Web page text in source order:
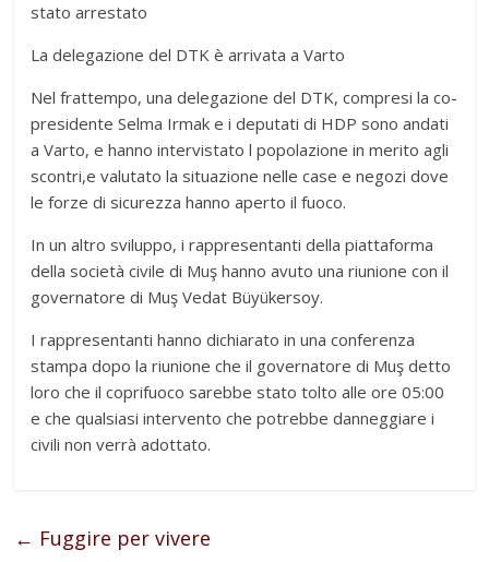
stato arrestato
La delegazione del DTK è arrivata a Varto
Nel frattempo, una delegazione del DTK, compresi la co-
presidente Selma Irmak e i deputati di HDP sono andati
a Varto, e hanno intervistato l popolazione in merito agli
scontri,e valutato la situazione nelle case e negozi dove
le forze di sicurezza hanno aperto il fuoco.
In un altro sviluppo, i rappresentanti della piattaforma
della società civile di Muş hanno avuto una riunione con il
governatore di Muş Vedat Büyükersoy.
I rappresentanti hanno dichiarato in una conferenza
stampa dopo la riunione che il governatore di Muş detto
loro che il coprifuoco sarebbe stato tolto alle ore 05:00
e che qualsiasi intervento che potrebbe danneggiare i
civili non verrà adottato.
← Fuggire per vivere